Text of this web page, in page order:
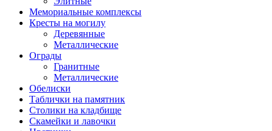
Мемориальные комплексы
Кресты на могилу
Деревянные
Металлические
Ограды
Гранитные
Металлические
Обелиски
Таблички на памятник
Столики на кладбище
Скамейки и лавочки